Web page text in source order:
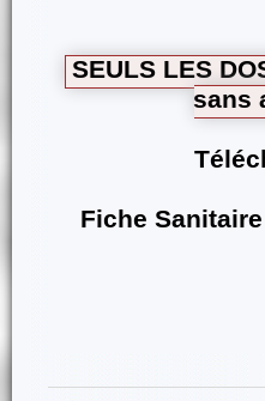
SEULS LES
sans
Fiche